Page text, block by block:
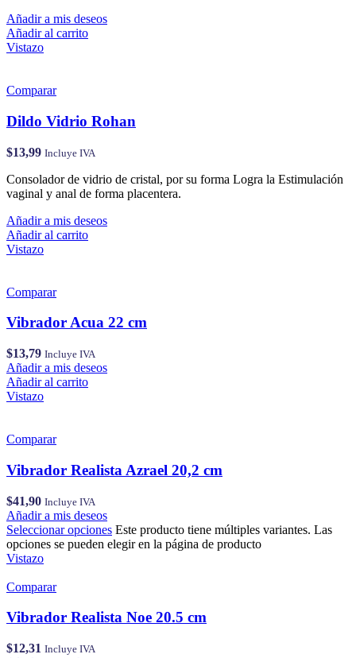
Añadir a mis deseos
Añadir al carrito
Vistazo
Comparar
Dildo Vidrio Rohan
$13,99 Incluye IVA
Consolador de vidrio de cristal, por su forma Logra la Estimulación
vaginal y anal de forma placentera.
Añadir a mis deseos
Añadir al carrito
Vistazo
Comparar
Vibrador Acua 22 cm
$13,79 Incluye IVA
Añadir a mis deseos
Añadir al carrito
Vistazo
Comparar
Vibrador Realista Azrael 20,2 cm
$41,90 Incluye IVA
Añadir a mis deseos
Seleccionar opciones Este producto tiene múltiples variantes. Las
opciones se pueden elegir en la página de producto
Vistazo
Comparar
Vibrador Realista Noe 20.5 cm
$12,31 Incluye IVA